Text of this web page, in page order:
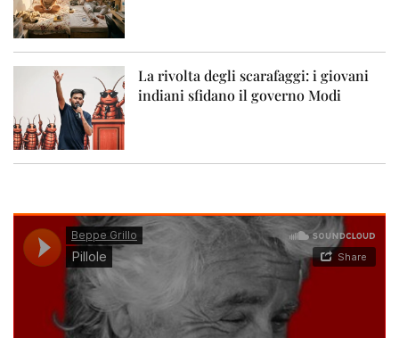
La rivolta degli scarafaggi: i giovani
indiani sfidano il governo Modi